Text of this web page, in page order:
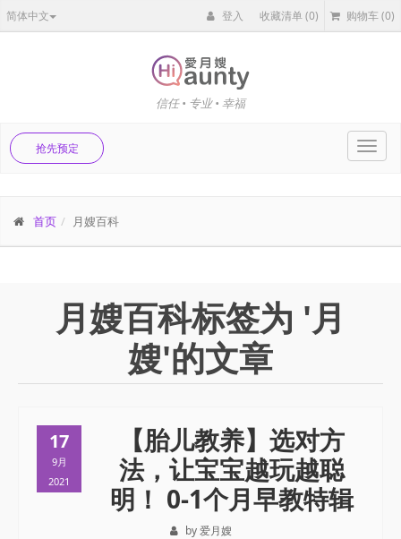
简体中文 登入 收藏清单(0) 购物车(0)
信任 • 专业 • 幸福
抢先预定
首页 月嫂百科
月嫂百科标签为 '月
嫂'的文章
17
9月
2021
【胎儿教养】选对方
法，让宝宝越玩越聪
明！ 0-1个月早教特辑
by 爱月嫂